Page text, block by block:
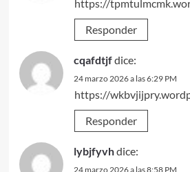
https://
Responder
cqafdtjfdice:
24 marzo 2026 a las 6:29 PM
https://
Responder
lybjfyvhdice:
24 marzo 2026 a las 8:58 PM